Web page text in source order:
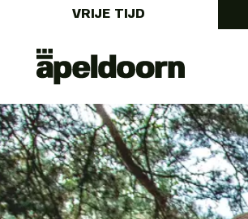
VRIJE TIJD
Uit
Apeldoorn